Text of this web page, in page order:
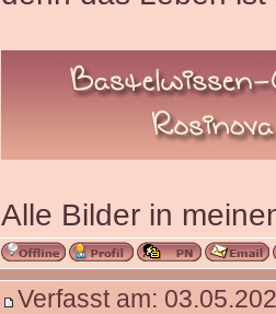
Alle Bilder in
Verfasst am: